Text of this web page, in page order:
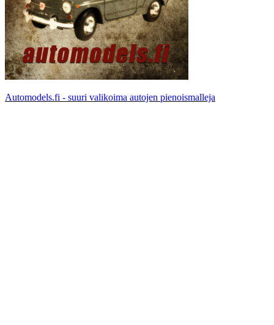
Automodels.fi - suuri valikoima autojen pienoismalleja